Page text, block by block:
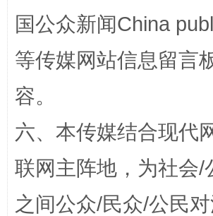
国公众新闻China
等传媒网站信息留言
容。
六、本传媒结合现代
联网主阵地，为社会
之间公众/民众/公民